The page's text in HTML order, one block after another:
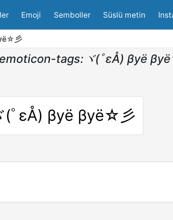
Emoji Semboller Süslü metin
彡
tags:ヾ(ﾟεÅ) βyё
(ﾟεÅ) βyё βyё☆彡